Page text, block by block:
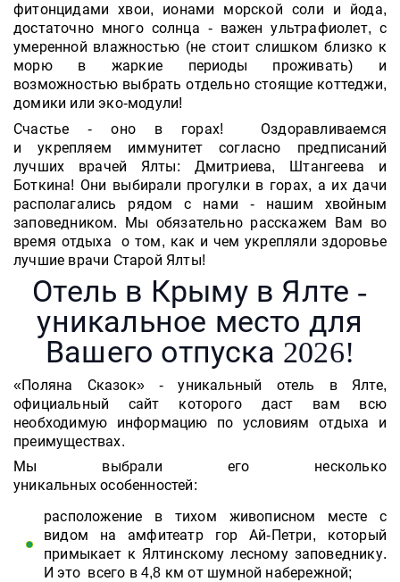
фитонцидами хвои, ионами морской соли и йода,
достаточно много солнца - важен ультрафиолет, с
умеренной влажностью (не стоит слишком близко к
морю в жаркие периоды проживать) и
возможностью выбрать отдельно стоящие коттеджи,
домики или эко-модули!
Счастье - оно в горах! Оздоравливаемся
и укрепляем иммунитет согласно предписаний
лучших врачей Ялты: Дмитриева, Штангеева и
Боткина! Они выбирали прогулки в горах, а их дачи
располагались рядом с нами - нашим хвойным
заповедником. Мы обязательно расскажем Вам во
время отдыха о том, как и чем укрепляли здоровье
лучшие врачи Старой Ялты!
Отель в Крыму в Ялте -
уникальное место для
Вашего отпуска 2026!
«Поляна Сказок» - уникальный отель в Ялте,
официальный сайт которого даст вам всю
необходимую информацию по условиям отдыха и
преимуществах.
Мы выбрали его несколько
уникальных особенностей:
расположение в тихом живописном месте с
видом на амфитеатр гор Ай-Петри, который
примыкает к Ялтинскому лесному заповеднику.
И это всего в 4,8 км от шумной набережной;